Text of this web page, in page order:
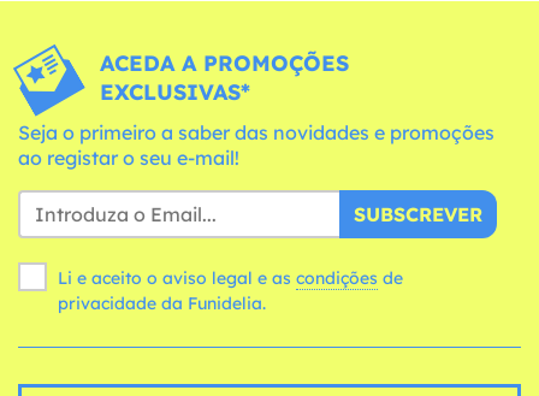
ACEDA A PROMOÇÕES
EXCLUSIVAS*
Seja o primeiro a saber das novidades e promoções
ao registar o seu e-mail!
SUBSCREVER
Li e aceito o aviso legal e as condições
privacidade da Funidelia.